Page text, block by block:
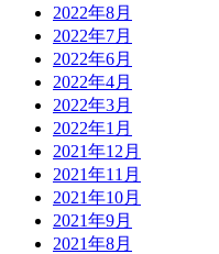
2022年8月
2022年7月
2022年6月
2022年4月
2022年3月
2022年1月
2021年12月
2021年11月
2021年10月
2021年9月
2021年8月